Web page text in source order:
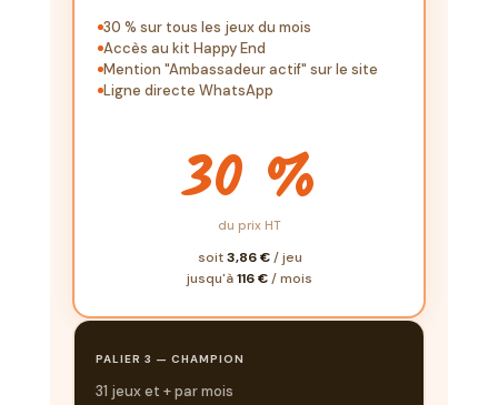
30 % sur tous les jeux du mois
Accès au kit Happy End
Mention "Ambassadeur actif" sur le site
Ligne directe WhatsApp
30 %
du prix HT
soit3,86 €/ jeu
jusqu'à116 €/ mois
PALIER 3 — CHAMPION
31 jeux et + par mois